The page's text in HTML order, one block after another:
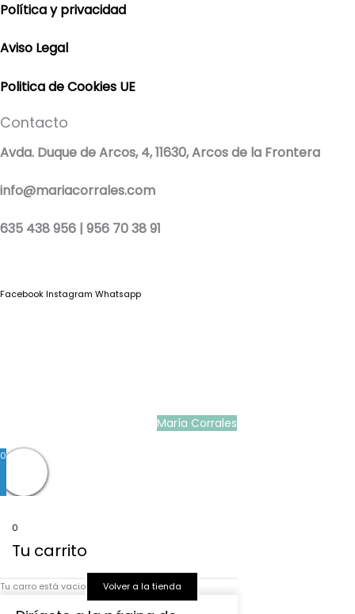
Política y privacidad
Aviso Legal
Politica de Cookies UE
Contacto
Avda. Duque de Arcos, 4, 11630, Arcos de la Frontera
info@mariacorrales.com
635 438 956 | 956 70 38 91
Facebook Instagram Whatsapp
María Corrales
0
0
Tu carrito
Tu carro está vacio Volver a la tienda